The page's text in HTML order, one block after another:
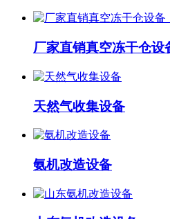
厂家直销真空冻干仓设
天然气收集设备
氨机改造设备